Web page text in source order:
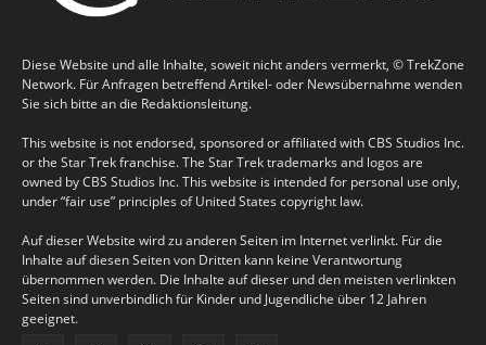
Diese Website und alle Inhalte, soweit nicht anders vermerkt, © TrekZone
Network. Für Anfragen betreffend Artikel- oder Newsübernahme wenden
Sie sich bitte an die Redaktionsleitung.
This website is not endorsed, sponsored or affiliated with CBS Studios Inc.
or the Star Trek franchise. The Star Trek trademarks and logos are
owned by CBS Studios Inc. This website is intended for personal use only,
under “fair use” principles of United States copyright law.
Auf dieser Website wird zu anderen Seiten im Internet verlinkt. Für die
Inhalte auf diesen Seiten von Dritten kann keine Verantwortung
übernommen werden. Die Inhalte auf dieser und den meisten verlinkten
Seiten sind unverbindlich für Kinder und Jugendliche über 12 Jahren
geeignet.